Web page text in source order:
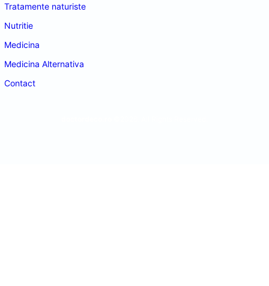
Tratamente naturiste
Nutritie
Medicina
Medicina Alternativa
Contact